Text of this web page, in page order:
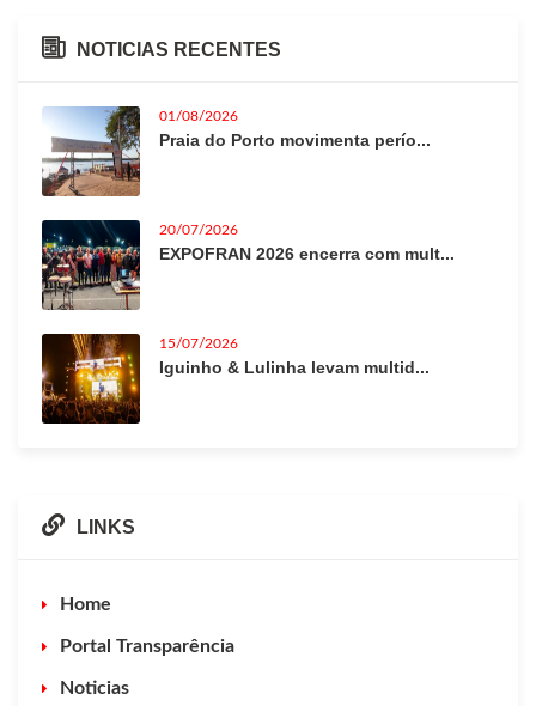
NOTICIAS RECENTES
01/08/2026
Praia do Porto movimenta perío...
20/07/2026
EXPOFRAN 2026 encerra com mult...
15/07/2026
Iguinho & Lulinha levam multid...
LINKS
Home
Portal Transparência
Noticias